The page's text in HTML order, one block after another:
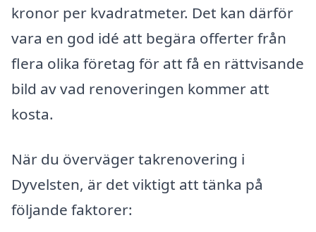
kronor per kvadratmeter. Det kan därför
vara en god idé att begära offerter från
flera olika företag för att få en rättvisande
bild av vad renoveringen kommer att
kosta.
När du överväger takrenovering i
Dyvelsten, är det viktigt att tänka på
följande faktorer: